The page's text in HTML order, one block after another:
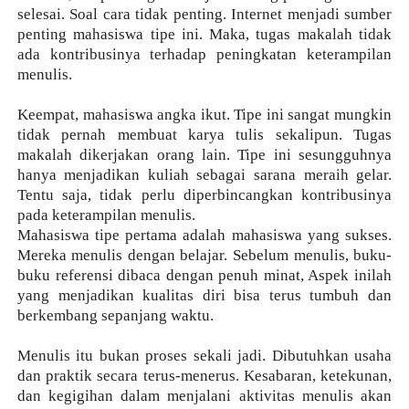
selesai. Soal cara tidak penting. Internet menjadi sumber
penting mahasiswa tipe ini. Maka, tugas makalah tidak
ada kontribusinya terhadap peningkatan keterampilan
menulis.
Keempat, mahasiswa angka ikut. Tipe ini sangat mungkin
tidak pernah membuat karya tulis sekalipun. Tugas
makalah dikerjakan orang lain. Tipe ini sesungguhnya
hanya menjadikan kuliah sebagai sarana meraih gelar.
Tentu saja, tidak perlu diperbincangkan kontribusinya
pada keterampilan menulis.
Mahasiswa tipe pertama adalah mahasiswa yang sukses.
Mereka menulis dengan belajar. Sebelum menulis, buku-
buku referensi dibaca dengan penuh minat, Aspek inilah
yang menjadikan kualitas diri bisa terus tumbuh dan
berkembang sepanjang waktu.
Menulis itu bukan proses sekali jadi. Dibutuhkan usaha
dan praktik secara terus-menerus. Kesabaran, ketekunan,
dan kegigihan dalam menjalani aktivitas menulis akan